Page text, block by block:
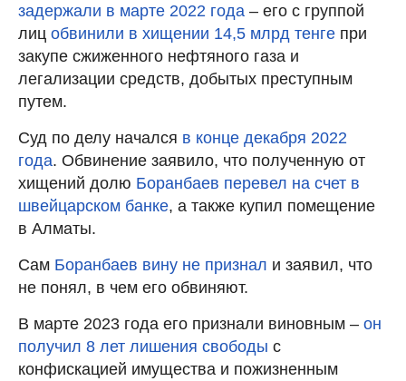
задержали в марте 2022 года – его с группой
лиц обвинили в хищении 14,5 млрд тенге при
закупе сжиженного нефтяного газа и
легализации средств, добытых преступным
путем.
Суд по делу начался в конце декабря 2022
года. Обвинение заявило, что полученную от
хищений долю Боранбаев перевел на счет в
швейцарском банке, а также купил помещение
в Алматы.
Сам Боранбаев вину не признал и заявил, что
не понял, в чем его обвиняют.
В марте 2023 года его признали виновным – он
получил 8 лет лишения свободы с
конфискацией имущества и пожизненным